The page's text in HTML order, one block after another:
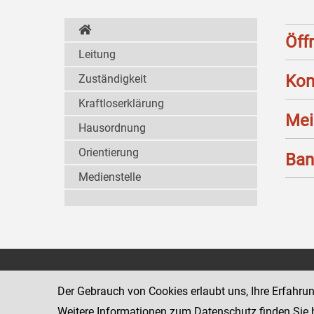
Leitung
Zuständigkeit
Kraftloserklärung
Hausordnung
Orientierung
Medienstelle
Zivilrechtssachen Wien
www.justiz.gv.at/wzl
Der Gebrauch von Cookies erlaubt uns, Ihre